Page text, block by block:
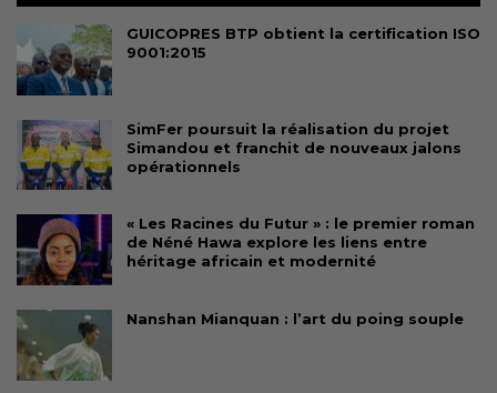
GUICOPRES BTP obtient la certification ISO
9001:2015
SimFer poursuit la réalisation du projet
Simandou et franchit de nouveaux jalons
opérationnels
« Les Racines du Futur » : le premier roman
de Néné Hawa explore les liens entre
héritage africain et modernité
Nanshan Mianquan : l’art du poing souple